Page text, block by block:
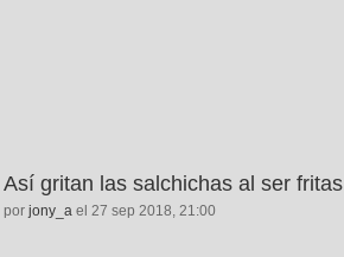
Así gritan las salchichas al ser fritas
por jony_a el 27 sep 2018, 21:00